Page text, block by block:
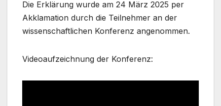
Die Erklärung wurde am 24 März 2025 per
Akklamation durch die Teilnehmer an der
wissenschaftlichen Konferenz angenommen.
Videoaufzeichnung der Konferenz: